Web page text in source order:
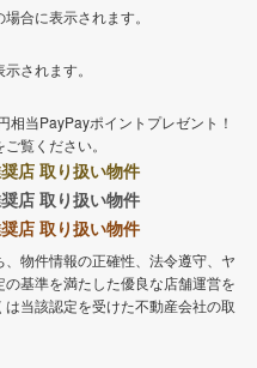
合に表示されます。
されます。
相当PayPayポイントプレゼント！
ご覧ください。
店 取り扱い物件
店 取り扱い物件
店 取り扱い物件
物件情報の正確性、法令遵守、ヤ
基準を満たした優良な店舗運営を
当該認定を受けた不動産会社の取